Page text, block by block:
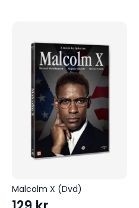
Malcolm X (Dvd)